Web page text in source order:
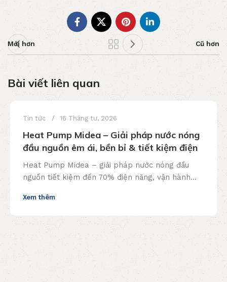
Mới hơn Cũ hơn
Bài viết liên quan
Tin tức 16 Tháng tư, 2026
Heat Pump Midea – Giải pháp nước nóng
đầu nguồn êm ái, bền bỉ & tiết kiệm điện
Heat Pump Midea – giải pháp nước nóng đầu
nguồn tiết kiệm đến 70% điện năng, vận hành
Xem thêm